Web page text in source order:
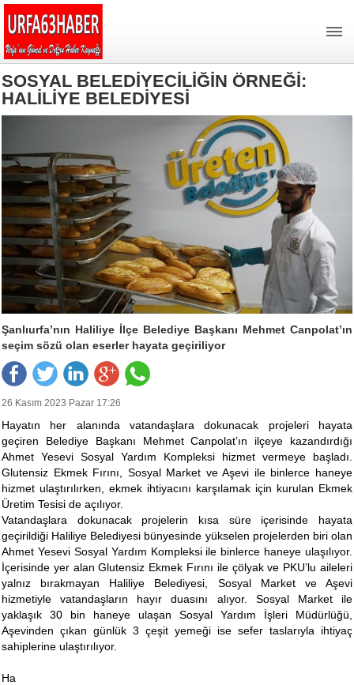
SOSYAL BELEDİYECİLİĞİN ÖRNEĞİ:
HALİLİYE BELEDİYESİ
Şanlıurfa’nın Haliliye İlçe Belediye Başkanı Mehmet Canpolat’ın
seçim sözü olan eserler hayata geçiriliyor
26 Kasım 2023 Pazar 17:26
Hayatın her alanında vatandaşlara dokunacak projeleri hayata
geçiren Belediye Başkanı Mehmet Canpolat’ın ilçeye kazandırdığı
Ahmet Yesevi Sosyal Yardım Kompleksi hizmet vermeye başladı.
Glutensiz Ekmek Fırını, Sosyal Market ve Aşevi ile binlerce haneye
hizmet ulaştırılırken, ekmek ihtiyacını karşılamak için kurulan Ekmek
Üretim Tesisi de açılıyor.
Vatandaşlara dokunacak projelerin kısa süre içerisinde hayata
geçirildiği Haliliye Belediyesi bünyesinde yükselen projelerden biri olan
Ahmet Yesevi Sosyal Yardım Kompleksi ile binlerce haneye ulaşılıyor.
İçerisinde yer alan Glutensiz Ekmek Fırını ile çölyak ve PKU’lu aileleri
yalnız bırakmayan Haliliye Belediyesi, Sosyal Market ve Aşevi
hizmetiyle vatandaşların hayır duasını alıyor. Sosyal Market ile
yaklaşık 30 bin haneye ulaşan Sosyal Yardım İşleri Müdürlüğü,
Aşevinden çıkan günlük 3 çeşit yemeği ise sefer taslarıyla ihtiyaç
sahiplerine ulaştırılıyor.
Ha